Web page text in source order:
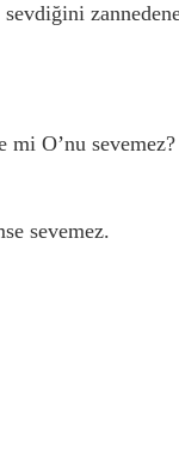
mi O’nu sevemez?
sevemez.